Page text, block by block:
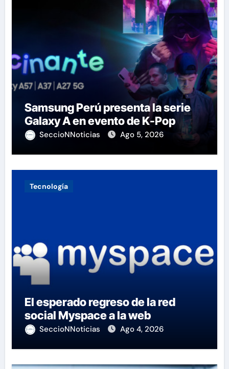
Samsung Perú presenta la serie
Galaxy A en evento de K-Pop
SeccioNNoticias Ago 5, 2026
Tecnología
El esperado regreso de la red
social Myspace a la web
SeccioNNoticias Ago 4, 2026